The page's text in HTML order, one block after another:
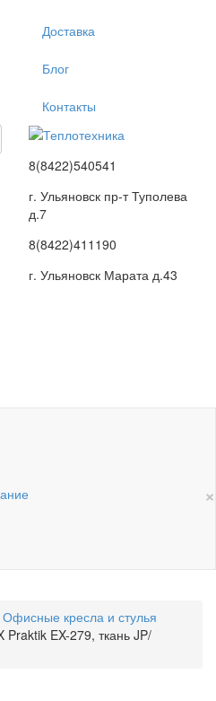
Доставка
Блог
Контакты
8(8422)540541
г. Ульяновск пр-т Туполева
д.7
8(8422)411190
г. Ульяновск Марата д.43
×
Офисные кресла и стулья
EX-279, ткань JP/